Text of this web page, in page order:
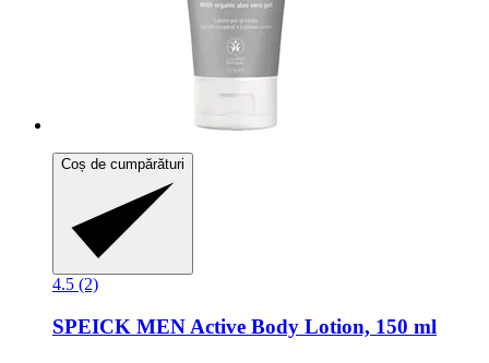
Coș de cumpărături
4.5 (2)
SPEICK MEN Active Body Lotion, 150 ml